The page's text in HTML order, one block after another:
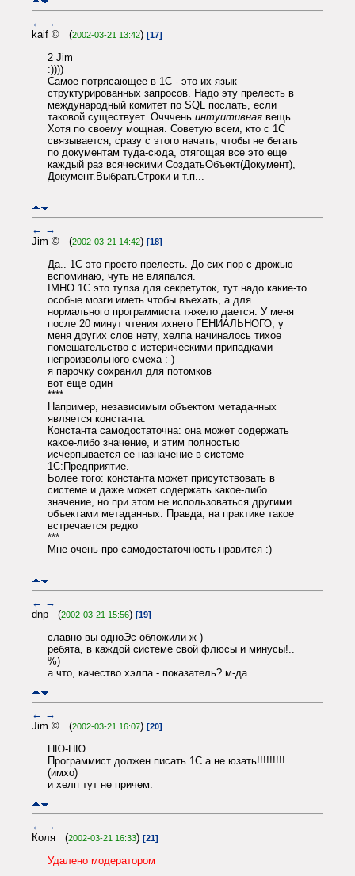
← →
kaif © (2002-03-21 13:42) [17]
2 Jim
:))))
Самое потрясающее в 1С - это их язык
структурированных запросов. Надо эту прелесть в
международный комитет по SQL послать, если
таковой существует. Очччень интуитивная вещь.
Хотя по своему мощная. Советую всем, кто с 1С
связывается, сразу с этого начать, чтобы не бегать
по документам туда-сюда, отягощая все это еще
каждый раз всяческими СоздатьОбъект(Документ),
Документ.ВыбратьСтроки и т.п...
← →
Jim © (2002-03-21 14:42) [18]
Да.. 1С это просто прелесть. До сих пор с дрожью
вспоминаю, чуть не вляпался.
IMHO 1С это тулза для секретуток, тут надо какие-то
особые мозги иметь чтобы въехать, а для
нормального программиста тяжело дается. У меня
после 20 минут чтения ихнего ГЕНИАЛЬНОГО, у
меня других слов нету, хелпа начиналось тихое
помешательство с истерическими припадками
непроизвольного смеха :-)
я парочку сохранил для потомков
вот еще один
****
Например, независимым объектом метаданных
является константа.
Константа самодостаточна: она может содержать
какое-либо значение, и этим полностью
исчерпывается ее назначение в системе
1С:Предприятие.
Более того: константа может присутствовать в
системе и даже может содержать какое-либо
значение, но при этом не использоваться другими
объектами метаданных. Правда, на практике такое
встречается редко
***
Мне очень про самодостаточность нравится :)
← →
dnp (2002-03-21 15:56) [19]
славно вы одноЭс обложили ж-)
ребята, в каждой системе свой флюсы и минусы!..
%)
а что, качество хэлпа - показатель? м-да...
← →
Jim © (2002-03-21 16:07) [20]
НЮ-НЮ..
Программист должен писать 1С а не юзать!!!!!!!!!
(имхо)
и хелп тут не причем.
← →
Коля (2002-03-21 16:33) [21]
Удалено модератором